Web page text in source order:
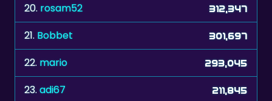
20. rosam52 312,347
21. Bobbet 301,697
22. mario 293,045
23.adi67 211,845